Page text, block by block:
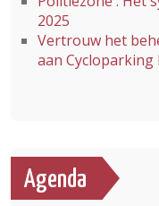
2025
Vertrouw het
aan
Agenda